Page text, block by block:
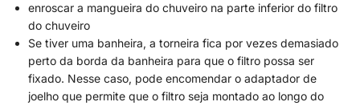
enroscar a mangueira do chuveiro na parte inferior do filtro
do chuveiro
Se tiver uma banheira, a torneira fica por vezes demasiado
perto da borda da banheira para que o filtro possa ser
fixado. Nesse caso, pode encomendar o adaptador de
joelho que permite que o filtro seja montado ao longo do